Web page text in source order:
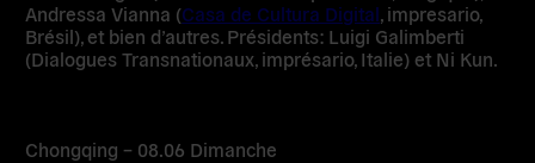
Andressa Vianna (Casa de Cultura Digital , impresario,
Brésil), et bien d’autres. Présidents: Luigi Galimberti
(Dialogues Transnationaux, imprésario, Italie) et Ni Kun.
Chongqing – 08.06 Dimanche